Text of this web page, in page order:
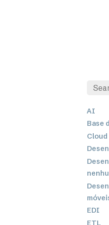
AI
Base
Cloud
EDI
ETL